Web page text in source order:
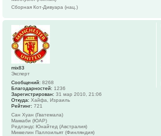
Сборная Кот-Дивуара (нац.)
mix83
Эксперт
Сообщений: 8268
Благодарностей: 1236
Зарегистрирован: 31 мар 2010, 21:06
Откуда: Хайфа, Израиль
Рейтинг: 721
Сан Хуан (Гватемала)
Маккаби (ЮАР)
Редлэндс Юнайтед (Австралия)
Миккелин Паллоильят (Финляндия)